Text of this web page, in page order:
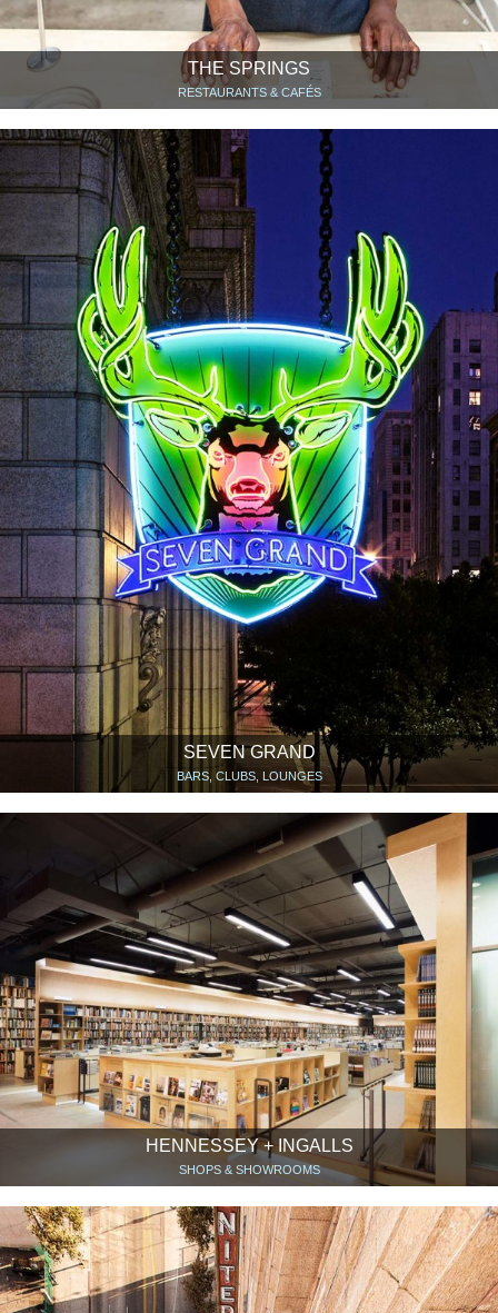
THE SPRINGS
RESTAURANTS & CAFÉS
SEVEN GRAND
BARS, CLUBS, LOUNGES
HENNESSEY + INGALLS
SHOPS & SHOWROOMS